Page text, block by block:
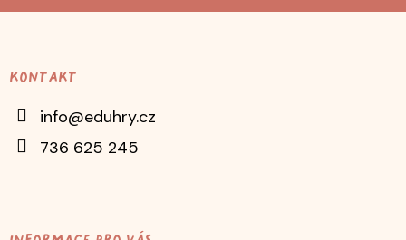
Kontakt
info@eduhry.cz
736 625 245